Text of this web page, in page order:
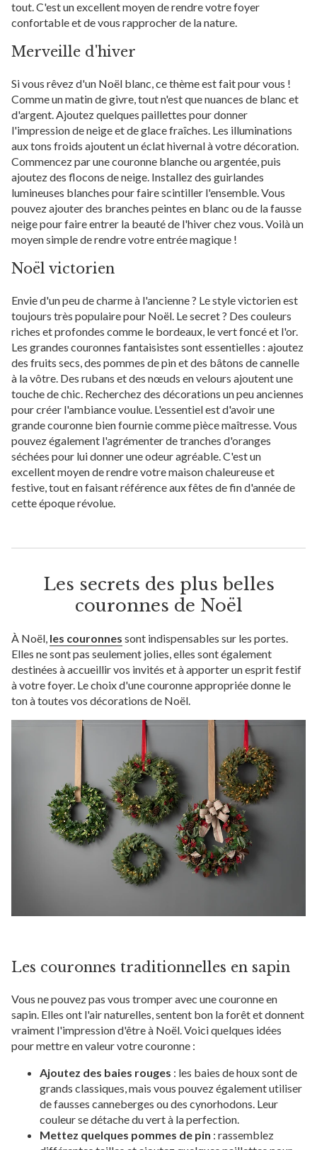
tout. C'est un excellent moyen de rendre votre foyer
confortable et de vous rapprocher de la nature.
Merveille d'hiver
Si vous rêvez d'un Noël blanc, ce thème est fait pour vous !
Comme un matin de givre, tout n'est que nuances de blanc et
d'argent. Ajoutez quelques paillettes pour donner
l'impression de neige et de glace fraîches. Les illuminations
aux tons froids ajoutent un éclat hivernal à votre décoration.
Commencez par une couronne blanche ou argentée, puis
ajoutez des flocons de neige. Installez des guirlandes
lumineuses blanches pour faire scintiller l'ensemble. Vous
pouvez ajouter des branches peintes en blanc ou de la fausse
neige pour faire entrer la beauté de l'hiver chez vous. Voilà un
moyen simple de rendre votre entrée magique !
Noël victorien
Envie d'un peu de charme à l'ancienne ? Le style victorien est
toujours très populaire pour Noël. Le secret ? Des couleurs
riches et profondes comme le bordeaux, le vert foncé et l'or.
Les grandes couronnes fantaisistes sont essentielles : ajoutez
des fruits secs, des pommes de pin et des bâtons de cannelle
à la vôtre. Des rubans et des nœuds en velours ajoutent une
touche de chic. Recherchez des décorations un peu anciennes
pour créer l'ambiance voulue. L'essentiel est d'avoir une
grande couronne bien fournie comme pièce maîtresse. Vous
pouvez également l'agrémenter de tranches d'oranges
séchées pour lui donner une odeur agréable. C'est un
excellent moyen de rendre votre maison chaleureuse et
festive, tout en faisant référence aux fêtes de fin d'année de
cette époque révolue.
Les secrets des plus belles
couronnes de Noël
À Noël, les couronnes sont indispensables sur les portes.
Elles ne sont pas seulement jolies, elles sont également
destinées à accueillir vos invités et à apporter un esprit festif
à votre foyer. Le choix d'une couronne appropriée donne le
ton à toutes vos décorations de Noël.
Les couronnes traditionnelles en sapin
Vous ne pouvez pas vous tromper avec une couronne en
sapin. Elles ont l'air naturelles, sentent bon la forêt et donnent
vraiment l'impression d'être à Noël. Voici quelques idées
pour mettre en valeur votre couronne :
Ajoutez des baies rouges : les baies de houx sont de
grands classiques, mais vous pouvez également utiliser
de fausses canneberges ou des cynorhodons. Leur
couleur se détache du vert à la perfection.
Mettez quelques pommes de pin : rassemblez